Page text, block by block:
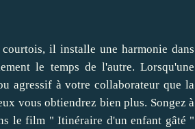
il installe une harmonie dans
le temps de l'autre. Lorsqu'une
agressif à votre collaborateur que la
vous obtiendrez bien plus. Songez à
le film " Itinéraire d'un enfant gâté "